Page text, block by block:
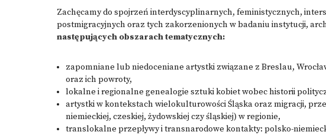
Zachęcamy do spojrzeń interdyscyplinarnych, feministycznych,
postmigracyjnych oraz tych zakorzenionych w badaniu instytucji,
następujących obszarach tematycznych:
zapomniane lub niedoceniane artystki związane z Breslau,
oraz ich powroty,
lokalne i regionalne genealogie sztuki kobiet wobec historii
artystki w kontekstach wielokulturowości Śląska oraz migracji,
niemieckiej, czeskiej, żydowskiej czy śląskiej) w regionie,
translokalne przepływy i transnarodowe kontakty: polsko-